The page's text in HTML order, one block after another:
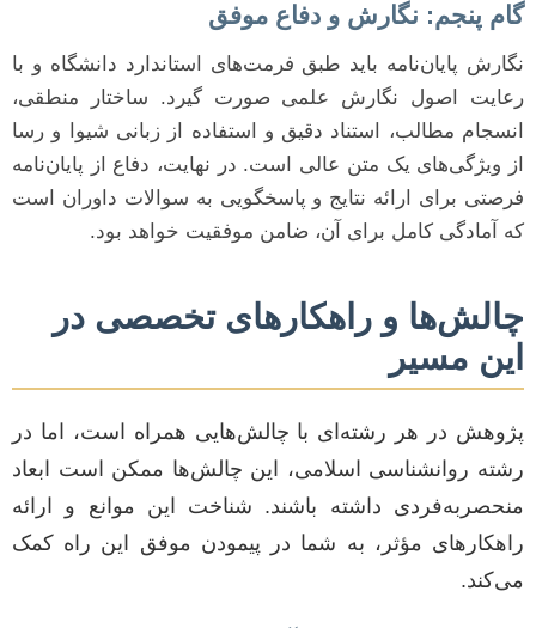
گام پنجم: نگارش و دفاع موفق
نگارش پایان‌نامه باید طبق فرمت‌های استاندارد دانشگاه و با
رعایت اصول نگارش علمی صورت گیرد. ساختار منطقی،
انسجام مطالب، استناد دقیق و استفاده از زبانی شیوا و رسا
از ویژگی‌های یک متن عالی است. در نهایت، دفاع از پایان‌نامه
فرصتی برای ارائه نتایج و پاسخگویی به سوالات داوران است
که آمادگی کامل برای آن، ضامن موفقیت خواهد بود.
چالش‌ها و راهکارهای تخصصی در
این مسیر
پژوهش در هر رشته‌ای با چالش‌هایی همراه است، اما در
رشته روانشناسی اسلامی، این چالش‌ها ممکن است ابعاد
منحصربه‌فردی داشته باشند. شناخت این موانع و ارائه
راهکارهای مؤثر، به شما در پیمودن موفق این راه کمک
می‌کند.